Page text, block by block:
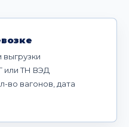
выгрузки
или ТН ВЭД
во вагонов, дата